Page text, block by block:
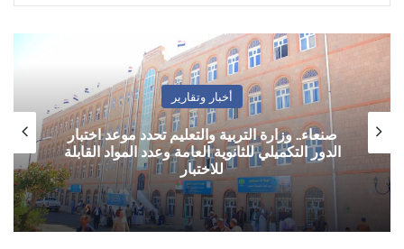
أخبار وتقارير
تأجيل مباراة في الحديدة بعد تعليق اتحاد كرة
القدم مختلف المسابقات في المحافظة